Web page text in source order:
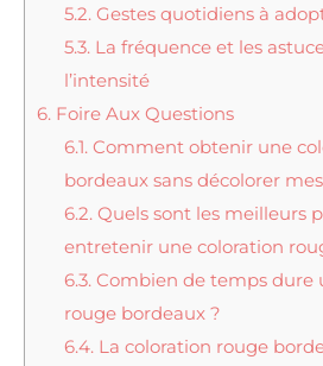
5.2. Gestes quotidiens à
5.3. La fréquence et les
l’intensité
6. Foire Aux Questions
6.1. Comment obtenir une
bordeaux sans décolorer
6.2. Quels sont les meilleurs
entretenir une coloration
6.3. Combien de temps dure
rouge bordeaux ?
6.4. La coloration rouge